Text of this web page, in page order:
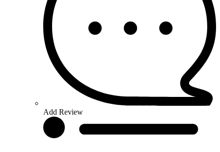
Add Review